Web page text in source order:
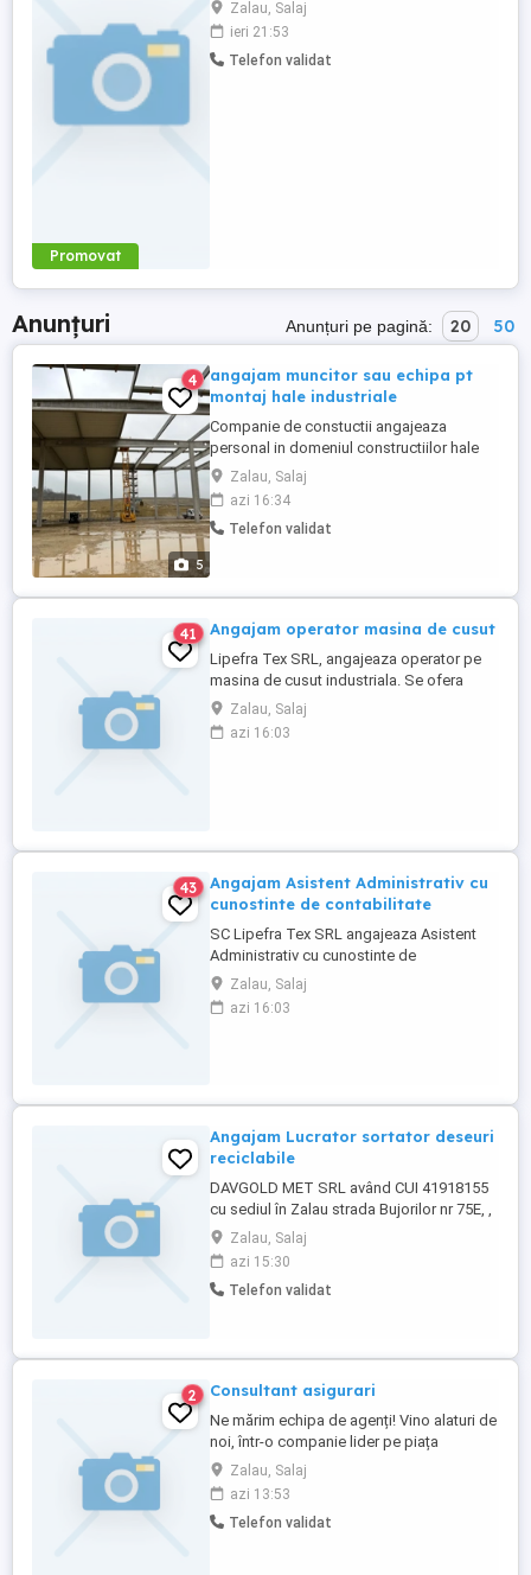
Promovat
ajutor bucătar, COD COR : 941101 Sunt 10
locuri vacante . sediul social : Bdul. Mihai
Viteazul 26 BI. B120 Et. P Ap. 33 V, Zaläu,
Zalau, Salaj
ieri 21:53
Telefon validat
Anunțuri Anunțuri pe pagină: 20 50
5
4
angajam muncitor sau echipa pt
montaj hale industriale
Companie de constuctii angajeaza
personal in domeniul constructiilor hale
industriale! Fatade si acoperisuri din tabla
cutata, panouri sandwich Etc Lucrarile se
efectueaza in Ungaria. cerem si oferim
seriozitate
Zalau, Salaj
azi 16:34
Telefon validat
41 Angajam operator masina de cusut
Lipefra Tex SRL, angajeaza operator pe
masina de cusut industriala. Se ofera
pachet salarial atractiv. Pentru mai multe
detalii nu ezitati sa ne contactati. Nr. de
telefon
Zalau, Salaj
azi 16:03
43
Angajam Asistent Administrativ cu
cunostinte de contabilitate
SC Lipefra Tex SRL angajeaza Asistent
Administrativ cu cunostinte de
contabilitate, cu program de lucru part
time / full time. Cunostintele de limbi
straine reprezinta un avantaj. Societate
Zalau, Salaj
azi 16:03
Angajam Lucrator sortator deseuri
reciclabile
DAVGOLD MET SRL având CUI 41918155
cu sediul în Zalau strada Bujorilor nr 75E, ,
camera A judet Salaj, angajează: Lucrator
sortator deseuri reciclabile-Cod COR
932907 - 1 de posturi, cerințe: studii
minime, Cv-urile se pot trimite la adresa de
Zalau, Salaj
azi 15:30
Telefon validat
2 Consultant asigurari
Ne mărim echipa de agenți! Vino alaturi de
noi, într-o companie lider pe piața
asigurărilor. Fie ca dorești să lucrezi part
sau full time, ești începător sau ai deja un
portofoliu de clienți, noi te vom ajuta cu: -
suport în obținerea codului RAF - cursuri
Zalau, Salaj
azi 13:53
Telefon validat